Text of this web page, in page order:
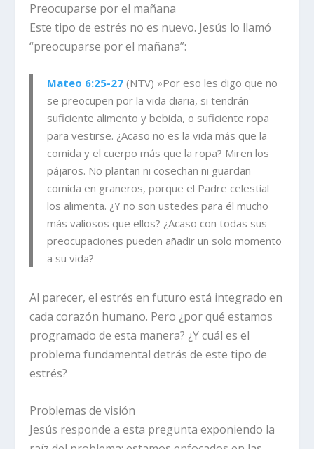
Preocuparse por el mañana
Este tipo de estrés no es nuevo. Jesús lo llamó
“preocuparse por el mañana”:
Mateo 6:25-27 (NTV) »Por eso les digo que no
se preocupen por la vida diaria, si tendrán
suficiente alimento y bebida, o suficiente ropa
para vestirse. ¿Acaso no es la vida más que la
comida y el cuerpo más que la ropa? Miren los
pájaros. No plantan ni cosechan ni guardan
comida en graneros, porque el Padre celestial
los alimenta. ¿Y no son ustedes para él mucho
más valiosos que ellos? ¿Acaso con todas sus
preocupaciones pueden añadir un solo momento
a su vida?
Al parecer, el estrés en futuro está integrado en
cada corazón humano. Pero ¿por qué estamos
programado de esta manera? ¿Y cuál es el
problema fundamental detrás de este tipo de
estrés?
Problemas de visión
Jesús responde a esta pregunta exponiendo la